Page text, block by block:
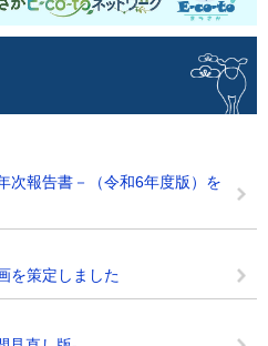
次報告書－（令和6年度版）を
を策定しました